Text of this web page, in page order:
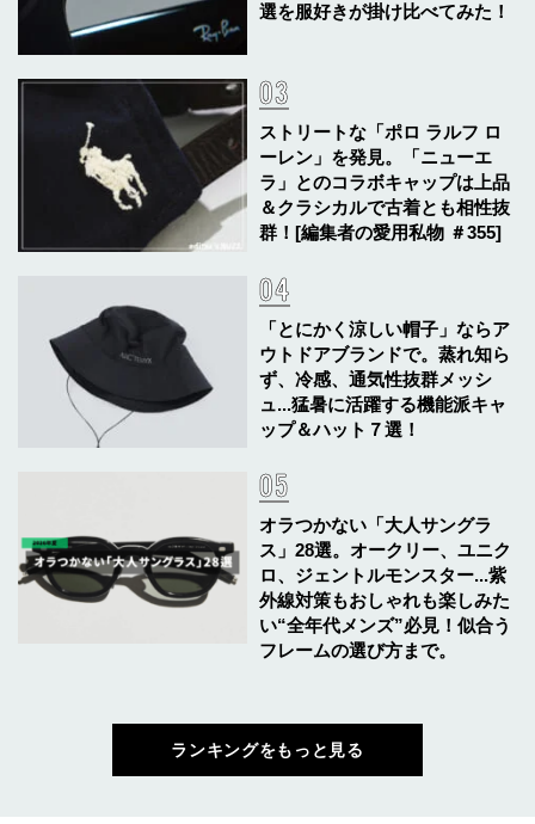
選を服好きが掛け比べてみた！
ストリートな「ポロ ラルフ ロ
ーレン」を発見。「ニューエ
ラ」とのコラボキャップは上品
＆クラシカルで古着とも相性抜
群！[編集者の愛用私物 ＃355]
「とにかく涼しい帽子」ならア
ウトドアブランドで。蒸れ知ら
ず、冷感、通気性抜群メッシ
ュ...猛暑に活躍する機能派キャ
ップ＆ハット７選！
オラつかない「大人サングラ
ス」28選。オークリー、ユニク
ロ、ジェントルモンスター...紫
外線対策もおしゃれも楽しみた
い“全年代メンズ”必見！似合う
フレームの選び方まで。
ランキングをもっと見る